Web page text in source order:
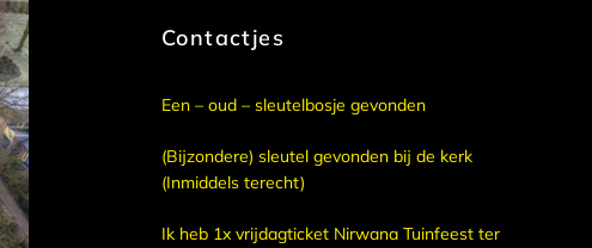
Contactjes
Een – oud – sleutelbosje gevonden
(Bijzondere) sleutel gevonden bij de kerk
(Inmiddels terecht)
Ik heb 1x vrijdagticket Nirwana Tuinfeest ter